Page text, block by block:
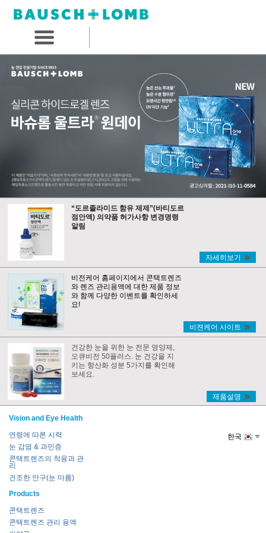
“도르졸라미드 함유 제제”(바티도르
점안액) 의약품 허가사항 변경명령
알림
자세히보기
비전케어 홈페이지에서 콘택트렌즈
와 렌즈 관리용액에 대한 제품 정보
와 함께 다양한 이벤트를 확인하세
요!
비젼케어 사이트
건강한 눈을 위한 눈 전문 영양제,
오큐비전 50플러스. 눈 건강을 지
키는 항산화 성분 5가지를 확인해
보세요.
제품설명
Vision and Eye Health
연령에 따른 시력
눈 감염 & 과민증
콘택트렌즈의 착용과 관
리
건조한 안구(눈 마름)
Products
콘택트렌즈
콘택트렌즈 관리 용액
한국